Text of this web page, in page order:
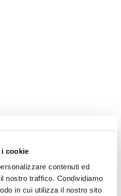
cookie
contenuti ed
nostro traffico. Condividiamo
in cui utilizza il nostro sito
di
vicina a te e parla con